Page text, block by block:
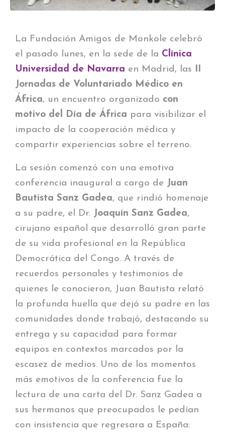
La Fundación Amigos de Monkole celebró
el pasado lunes, en la sede de la Clínica
Universidad de Navarra en Madrid, las II
Jornadas de Voluntariado Médico en
África, un encuentro organizado con
motivo del Día de África para visibilizar el
impacto de la cooperación médica y
compartir experiencias sobre el terreno.
La sesión comenzó con una emotiva
conferencia inaugural a cargo de Juan
Bautista Sanz Gadea, que rindió homenaje
a su padre, el Dr. Joaquín Sanz Gadea,
cirujano español que desarrolló gran parte
de su vida profesional en la República
Democrática del Congo. A través de
recuerdos personales y testimonios de
quienes le conocieron, Juan Bautista relató
la profunda huella que dejó su padre en las
comunidades donde trabajó, destacando su
entrega y su capacidad para formar
equipos en contextos marcados por la
escasez de medios. Uno de los momentos
más emotivos de la conferencia fue la
lectura de una carta del Dr. Sanz Gadea a
sus hermanos que preocupados le pedían
con insistencia que regresara a España: